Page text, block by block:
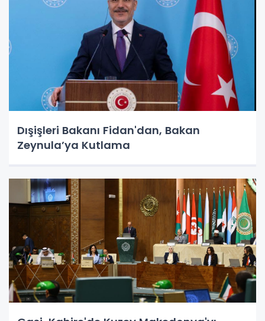
Dışişleri Bakanı Fidan'dan, Bakan
Zeynula’ya Kutlama